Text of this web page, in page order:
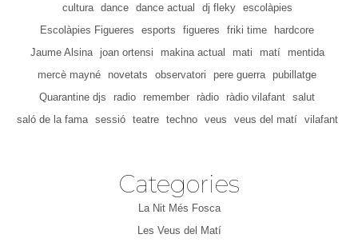
cultura
dance dance actual dj fleky
escolàpies
Escolàpies Figueres
esports figueres friki time
hardcore
Jaume Alsina
joan ortensi makina actual mati matí
mentida
mercè mayné
novetats observatori pere guerra pubillatge
Quarantine djs
radio remember ràdio ràdio vilafant salut
saló de la fama
sessió teatre techno veus veus del matí vilafant
Categories
La Nit Més Fosca
Les Veus del Matí